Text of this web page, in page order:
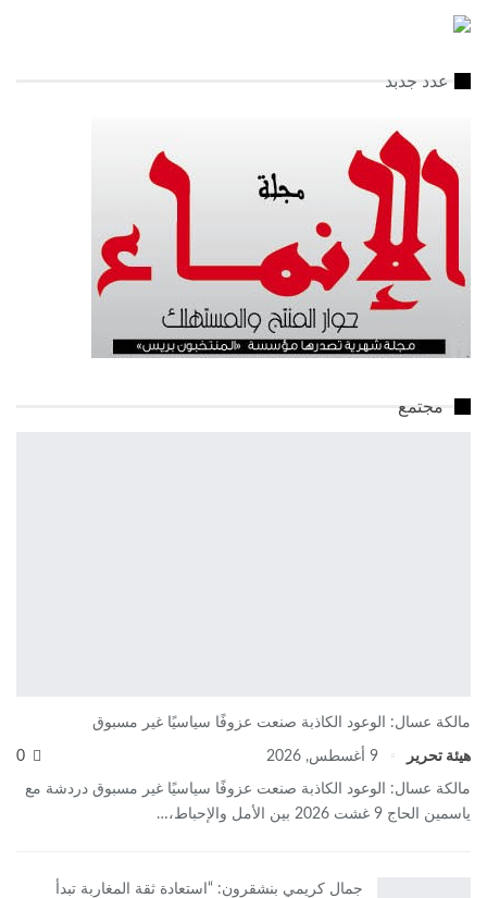
عدد جدبد
مجتمع
مالكة عسال: الوعود الكاذبة صنعت عزوفًا سياسيًا غير مسبوق
هيئة تحرير 9 أغسطس, 2026
مالكة عسال: الوعود الكاذبة صنعت عزوفًا سياسيًا غير مسبوق دردشة مع
ياسمين الحاج 9 غشت 2026 بين الأمل والإحباط،…
جمال كريمي بنشقرون: “استعادة ثقة المغاربة تبدأ